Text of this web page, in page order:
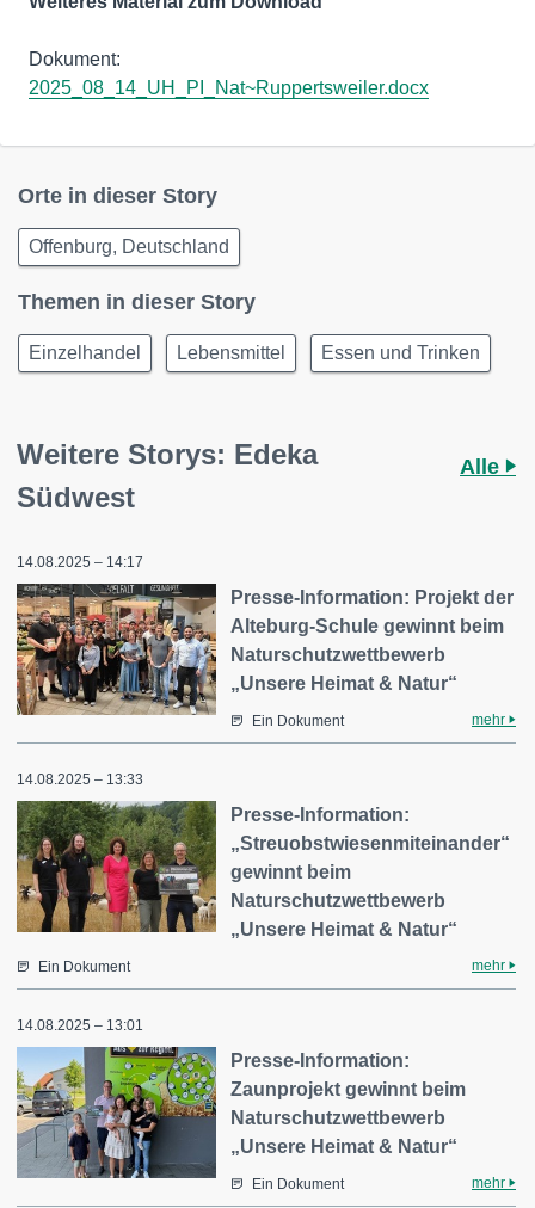
Dokument:
2025_08_14_UH_PI_Nat~Ruppertsweiler.docx
Orte in dieser Story
Offenburg, Deutschland
Themen in dieser Story
Einzelhandel Lebensmittel Essen und Trinken
Weitere Storys: Edeka
Südwest
Alle
14.08.2025 – 14:17
Presse-Information: Projekt der
Alteburg-Schule gewinnt beim
Naturschutzwettbewerb
„Unsere Heimat & Natur“
Ein Dokument mehr
14.08.2025 – 13:33
Presse-Information:
„Streuobstwiesenmiteinander“
gewinnt beim
Naturschutzwettbewerb
„Unsere Heimat & Natur“
Ein Dokument mehr
14.08.2025 – 13:01
Presse-Information:
Zaunprojekt gewinnt beim
Naturschutzwettbewerb
„Unsere Heimat & Natur“
Ein Dokument mehr